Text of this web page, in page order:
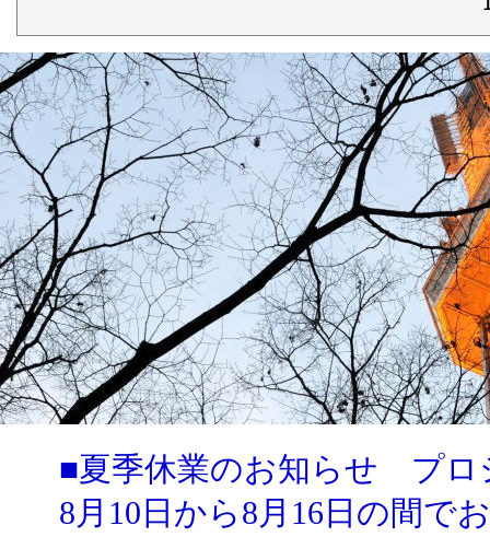
■夏季休業のお知らせ プロ
8月10日から8月16日の間で